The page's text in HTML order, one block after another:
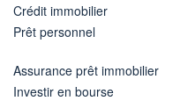
Crédit immobilier
Prêt personnel
Assurance prêt immobilier
Investir en bourse